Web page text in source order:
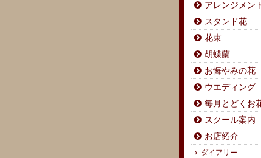
アレンジメン
スタンド花
花束
胡蝶蘭
お悔やみの花
ウエディング
毎月とどくお
スクール案内
お店紹介
ダイアリー